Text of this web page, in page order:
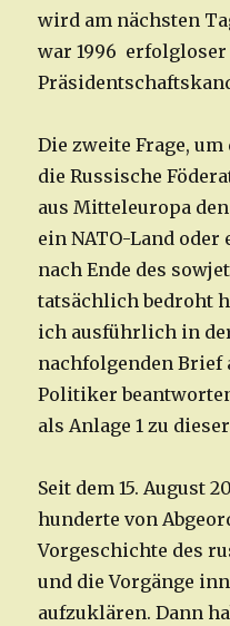
wird am nächsten
war 1996 erfolgloser
Die zweite Frage,
die Russische
aus Mitteleuropa
ein NATO-Land oder
nach Ende des
tatsächlich bedroht
ich ausführlich in
nachfolgenden Brief
Politiker
als Anlage 1 zu
Seit dem 15. August
hunderte von
Vorgeschichte des
und die Vorgänge
aufzuklären. Dann